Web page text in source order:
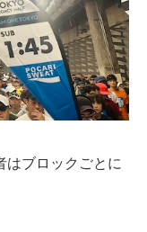
はブロックごとに